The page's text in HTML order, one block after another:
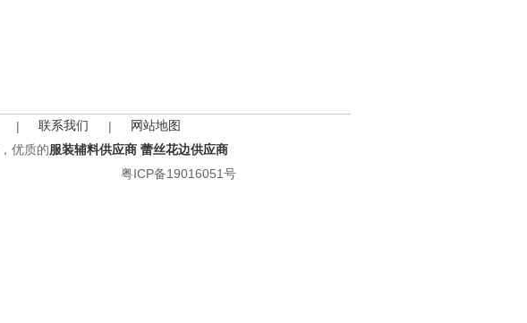
| 联系我们 |
网站地图
，优质的服装辅料供应商 蕾丝花边供应商
粤ICP备19016051号